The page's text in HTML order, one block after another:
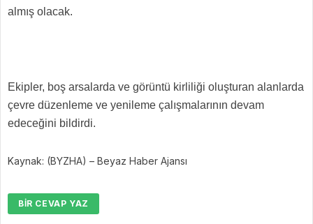
almış olacak.
Ekipler, boş arsalarda ve görüntü kirliliği oluşturan alanlarda
çevre düzenleme ve yenileme çalışmalarının devam
edeceğini bildirdi.
Kaynak: (BYZHA) – Beyaz Haber Ajansı
BIR CEVAP YAZ